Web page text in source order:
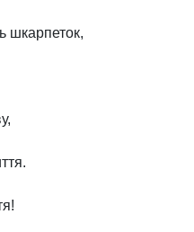
шкарпеток,